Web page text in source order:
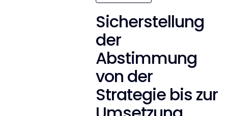
Sicherstellung
der
Abstimmung
von der
Strategie bis zur